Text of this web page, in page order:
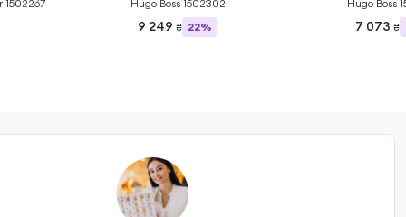
1502267 Hugo Boss 1502302
9 249 ₴ 22%
Hugo Boss
7 073 ₴